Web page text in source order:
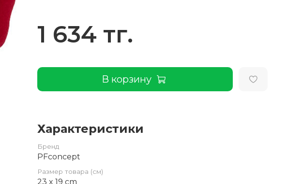
1 634 тг.
В корзину
Характеристики
Бренд
PFconcept
Размер товара (см)
23 x 19 cm